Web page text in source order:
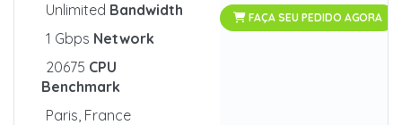
Unlimited Bandwidth
1 Gbps Network
20675 CPU
Benchmark
Paris, France
FAÇA SEU PEDIDO AGORA